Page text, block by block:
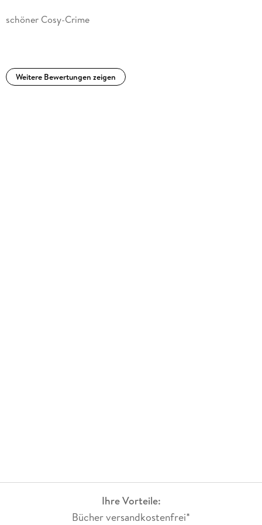
schöner Cosy-Crime
Weitere Bewertungen zeigen
Ihre Vorteile:
Bücher versandkostenfrei*